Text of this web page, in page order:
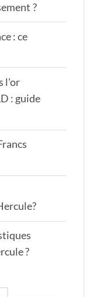
?
: ce
l'or
: guide
?